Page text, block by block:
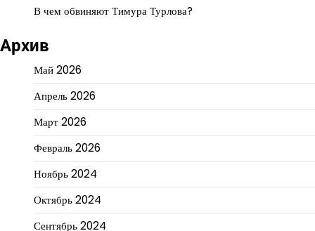
В чем обвиняют Тимура Турлова?
Архив
Май 2026
Апрель 2026
Март 2026
Февраль 2026
Ноябрь 2024
Октябрь 2024
Сентябрь 2024